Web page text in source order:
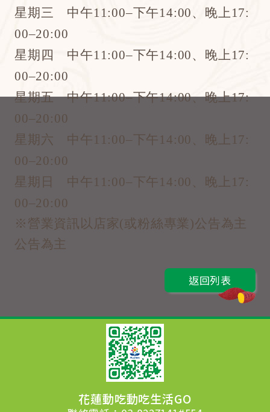
星期三 中午11:00–下午14:00、晚上17:
00–20:00
星期四 中午11:00–下午14:00、晚上17:
00–20:00
星期五 中午11:00–下午14:00、晚上17:
00–20:00
星期六 中午11:00–下午14:00、晚上17:
00–20:00
星期日 中午11:00–下午14:00、晚上17:
00–20:00
※營業資訊以店家(或粉絲專業)公告為主
公告為主
返回列表
花蓮動吃動吃生活GO